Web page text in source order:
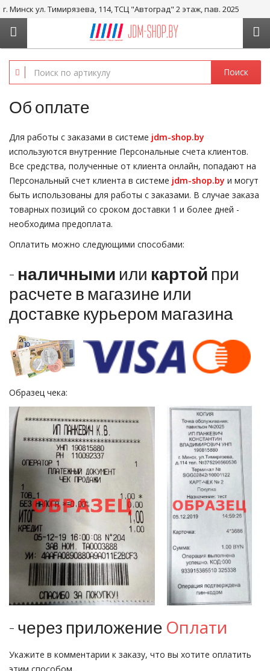
г. Минск ул. Тимирязева, 114, ТСЦ "Автоград" 2 этаж, пав. 2025
+375 29-656-05-36, +375 29-238-05-36
Поиск
Об оплате
Для работы с заказами в системе jdm-shop.by
используются внутренние Персональные счета клиентов.
Все средства, полученные от клиента онлайн, попадают на
Персональный счет клиента в системе jdm-shop.by и могут
быть использованы для работы с заказами. В случае заказа
товарных позиций со сроком доставки 1 и более дней -
необходима предоплата.
Оплатить можно следующими способами:
- наличными или картой при
расчете в магазине или
доставке курьером магазина
Образец чека:
- через приложение Оплати
Укажите в комментарии к заказу, что вы хотите оплатить